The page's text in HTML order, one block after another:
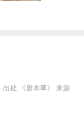
出处 《唐本草》 来源